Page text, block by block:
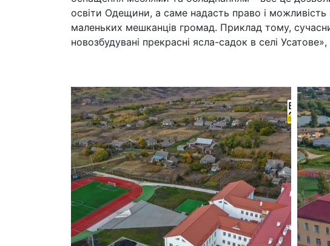
освіти Одещини, а саме надасть право і
маленьких мешканців громад. Приклад тому,
новозбудувані прекрасні ясла-садок в селі